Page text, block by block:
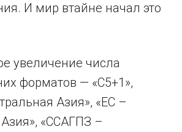
И мир втайне начал это
увеличение числа
форматов — «C5+1»,
Азия», «ЕС –
«ССАГПЗ –